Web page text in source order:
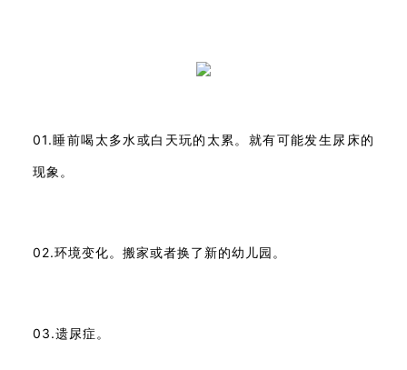
01.睡前喝太多水或白天玩的太累。就有可能发生尿床的
现象。
02.环境变化。搬家或者换了新的幼儿园。
03.遗尿症。